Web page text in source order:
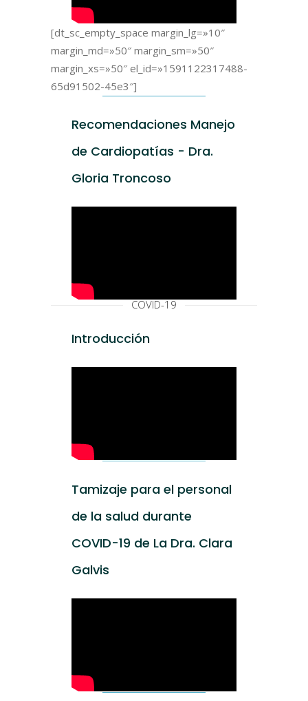
[dt_sc_empty_space margin_lg=»10″
margin_md=»50″ margin_sm=»50″
margin_xs=»50″ el_id=»1591122317488-
65d91502-45e3″]
Recomendaciones Manejo
de Cardiopatías - Dra.
Gloria Troncoso
COVID-19
Introducción
Tamizaje para el personal
de la salud durante
COVID-19 de La Dra. Clara
Galvis